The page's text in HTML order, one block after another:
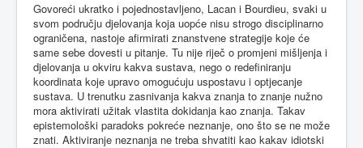
Govoreći ukratko i pojednostavljeno, Lacan i Bourdieu, svaki u
svom području djelovanja koja uopće nisu strogo disciplinarno
ograničena, nastoje afirmirati znanstvene strategije koje će
same sebe dovesti u pitanje. Tu nije riječ o promjeni mišljenja i
djelovanja u okviru kakva sustava, nego o redefiniranju
koordinata koje upravo omogućuju uspostavu i optjecanje
sustava. U trenutku zasnivanja kakva znanja to znanje nužno
mora aktivirati užitak vlastita dokidanja kao znanja. Takav
epistemološki paradoks pokreće neznanje, ono što se ne može
znati. Aktiviranje neznanja ne treba shvatiti kao kakav idiotski